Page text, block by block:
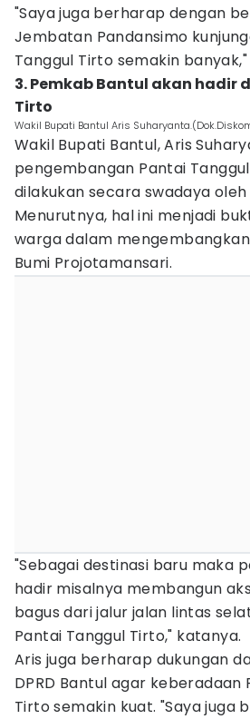
"Saya juga berharap dengan
Jembatan Pandansimo
Tanggul Tirto semakin
3. Pemkab Bantul akan hadir
Tirto
Wakil Bupati Bantul Aris
Wakil Bupati Bantul, Aris
pengembangan Pantai
dilakukan secara swadaya
Menurutnya, hal ini menjadi
warga dalam
Bumi Projotamansari.
"Sebagai destinasi baru maka
hadir misalnya membangun
bagus dari jalur jalan lintas
Pantai Tanggul Tirto," katanya.
Aris juga berharap dukungan
DPRD Bantul agar keberadaan
Tirto semakin kuat. "Saya juga